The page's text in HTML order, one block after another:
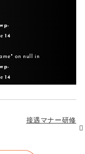
14
on null in
14
接遇マナー研修